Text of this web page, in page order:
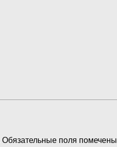
Обязательные поля помечены